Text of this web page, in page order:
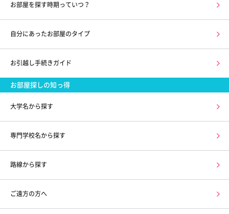
お部屋を探す時期っていつ？
自分にあったお部屋のタイプ
お引越し手続きガイド
お部屋探しの知っ得
大学名から探す
専門学校名から探す
路線から探す
ご遠方の方へ